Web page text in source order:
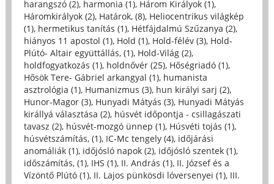
harangszó (2), harmonia (1), Három Királyok (1),
Háromkirályok (2), Határok, (8), Heliocentrikus világkép
(1), hermetikus tanítás (1), Hétfájdalmú Szűzanya (2),
hiányos 11 apostol (1), Hold (1), Hold-félév (3), Hold-
Plútó- Altair együttállás, (1), Hold-Világ (2),
holdfogyatkozás (1), holdnővér (25), Hőségriadó (1),
Hősök Tere- Gábriel arkangyal (1), humanista
asztrológia (1), Humanizmus (3), hun királyi sarj (2),
Hunor-Magor (3), Hunyadi Mátyás (3), Hunyadi Mátyás
királlyá választása (2), húsvét időpontja - csillagászati
tavasz (2), húsvét-mozgó ünnep (1), Húsvéti tojás (1),
húsvétszámítás, (1), IC-Mc tengely (4), időjárási
anomáliák (1), időjósló napok (2), időjósló szentek (1),
időszámítás, (1), IHS (1), II. András (1), II. József és a
Vízöntő Plútó (1), II. Lajos pünkösdi lóversenyei (1), III.